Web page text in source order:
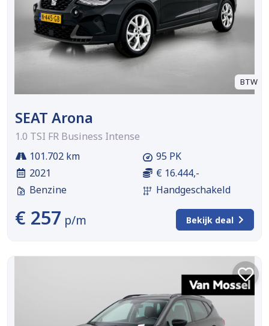
BTW
SEAT Arona
1.0 TSI FR Business Intense
101.702 km
2021
Benzine
95 PK
€ 16.444,-
Handgeschakeld
€ 257 p/m Bekijk deal